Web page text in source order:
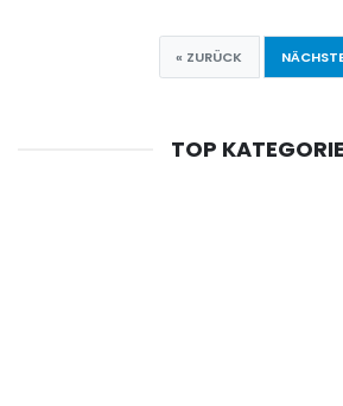
« ZURÜCK
TOP